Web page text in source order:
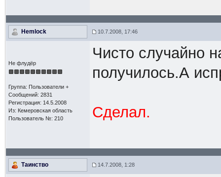
Hemlock 10.7.2008, 17:46
Не флудёр
Группа: Пользователи +
Сообщений: 2831
Регистрация: 14.5.2008
Из: Кемеровская область
Пользователь №: 210
Чисто случайно
получилось.А
Сделал.
Таинство 14.7.2008, 1:28